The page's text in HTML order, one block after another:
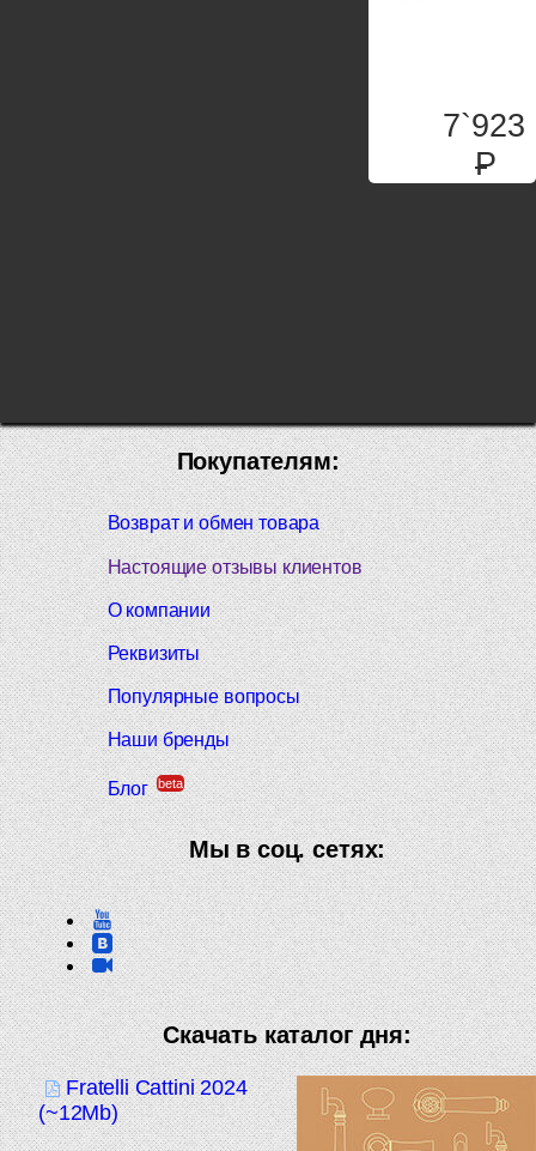
7`923
P
Покупателям:
Возврат и обмен товара
Настоящие отзывы клиентов
О компании
Реквизиты
Популярные вопросы
Наши бренды
Блог beta
Мы в соц. сетях:
Скачать каталог дня:
Fratelli Cattini 2024
(~12Mb)